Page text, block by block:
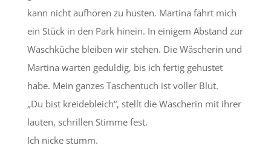
kann nicht aufhören zu husten. Martina fährt mich
ein Stück in den Park hinein. In einigem Abstand zur
Waschküche bleiben wir stehen. Die Wäscherin und
Martina warten geduldig, bis ich fertig gehustet
habe. Mein ganzes Taschentuch ist voller Blut.
„Du bist kreidebleich“, stellt die Wäscherin mit ihrer
lauten, schrillen Stimme fest.
Ich nicke stumm.